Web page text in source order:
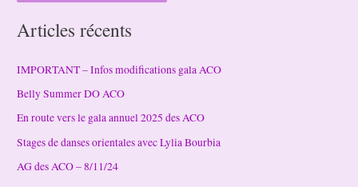
Articles récents
IMPORTANT – Infos modifications gala ACO
Belly Summer DO ACO
En route vers le gala annuel 2025 des ACO
Stages de danses orientales avec Lylia Bourbia
AG des ACO – 8/11/24